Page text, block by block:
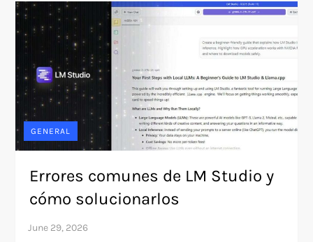
GENERAL
Errores comunes de LM Studio y
cómo solucionarlos